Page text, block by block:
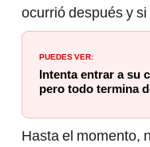
ocurrió después y
PUEDES VER:
Intenta entrar a su
pero todo termina
Hasta el momento,